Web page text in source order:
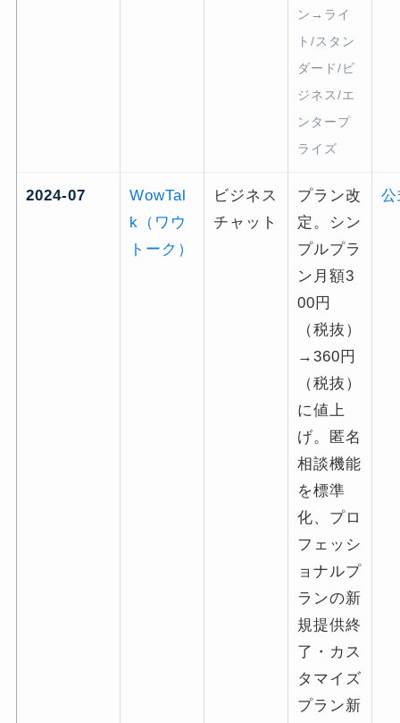
ン→ライ
ト/スタン
ダード/ビ
ジネス/エ
ンタープ
ライズ
2024-07
WowTal
k（ワウ
トーク）
ビジネス
チャット
プラン改
定。シン
プルプラ
ン月額3
00円
（税抜）
→360円
（税抜）
に値上
げ。匿名
相談機能
を標準
化、プロ
フェッシ
ョナルプ
ランの新
規提供終
了・カス
タマイズ
プラン新